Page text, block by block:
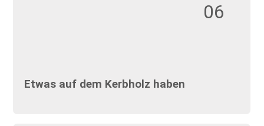
06
Etwas auf dem Kerbholz haben